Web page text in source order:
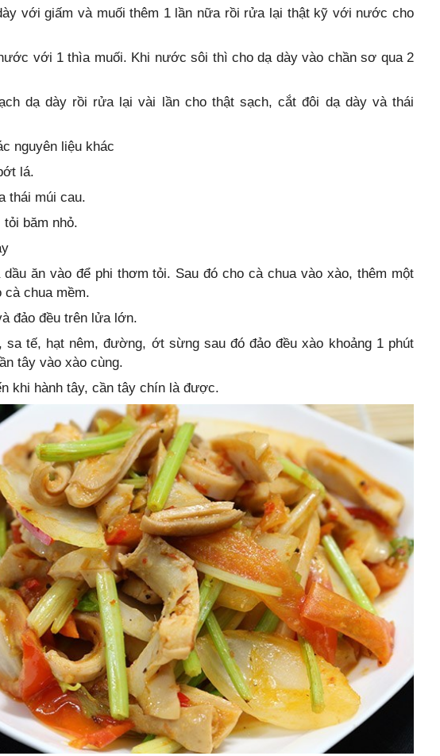
với giấm và muối thêm 1 lần nữa rồi rửa lại thật kỹ với nước cho
với 1 thìa muối. Khi nước sôi thì cho dạ dày vào chần sơ qua 2
dạ dày rồi rửa lại vài lần cho thật sạch, cắt đôi dạ dày và thái
nguyên liệu khác
lá.
thái múi cau.
băm nhỏ.
ăn vào để phi thơm tỏi. Sau đó cho cà chua vào xào, thêm một
chua mềm.
đảo đều trên lửa lớn.
tế, hạt nêm, đường, ớt sừng sau đó đảo đều xào khoảng 1 phút
tây vào xào cùng.
khi hành tây, cần tây chín là được.